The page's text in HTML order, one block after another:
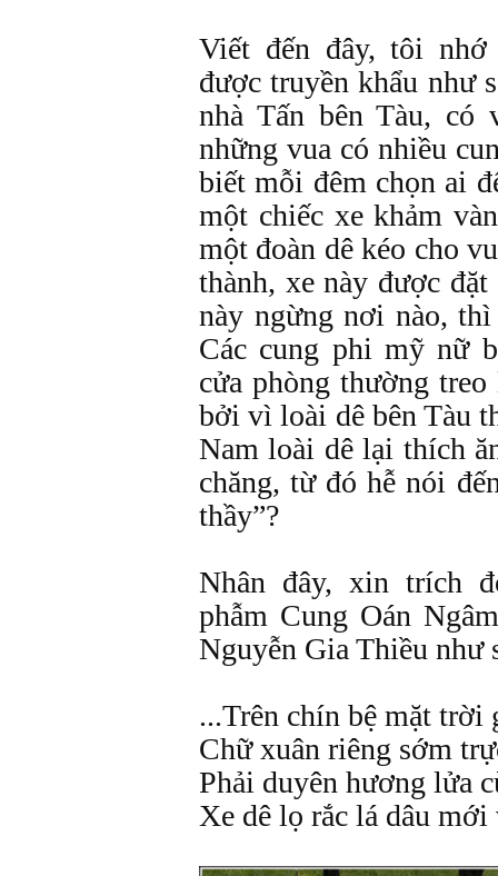
Viết đến đây, tôi
được truyền khẩu như
nhà Tấn bên Tàu,
những vua có nhiều
biết mỗi đêm chọn ai
một chiếc xe khảm
một đoàn dê kéo cho
thành, xe này được
này ngừng nơi nào,
Các cung phi mỹ nữ
cửa phòng thường treo
bởi vì loài dê bên Tàu
Nam loài dê lại thích
chăng, từ đó hễ nói
thầy”?
Nhân đây, xin trích
phẫm Cung Oán
Nguyễn Gia Thiều như
...Trên chín bệ mặt trời
Chữ xuân riêng sớm
Phải duyên hương lửa
Xe dê lọ rắc lá dâu mới